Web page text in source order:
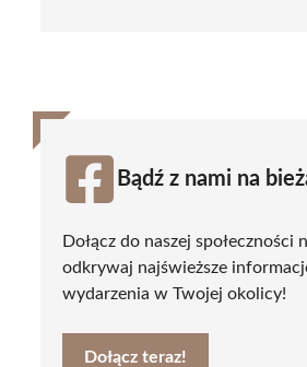
Bądź z nami na
Dołącz do naszej społeczności
odkrywaj najświeższe
wydarzenia w Twojej okolicy!
Dołącz teraz!